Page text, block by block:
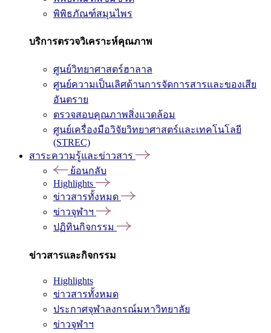
พิพิธภัณฑ์สมุนไพร
บริการตรวจวิเคราะห์คุณภาพ
ศูนย์วิทยาศาสตร์ฮาลาล
ศูนย์ความเป็นเลิศด้านการจัดการสารและของเสีย
อันตราย
ตรวจสอบคุณภาพสิ่งแวดล้อม
ศูนย์เครื่องมือวิจัยวิทยาศาสตร์และเทคโนโลยี
(STREC)
สาระความรู้และข่าวสาร
ย้อนกลับ
Highlights
ข่าวสารทั้งหมด
ข่าวจุฬาฯ
ปฏิทินกิจกรรม
ข่าวสารและกิจกรรม
Highlights
ข่าวสารทั้งหมด
ประกาศจุฬาลงกรณ์มหาวิทยาลัย
ข่าวจุฬาฯ